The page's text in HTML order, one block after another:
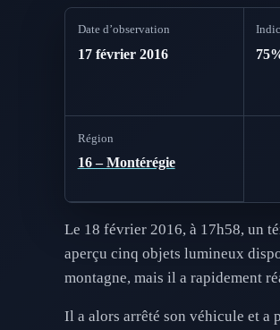
Date d’observation
17 février 2016
Région
16 – Montérégie
Le 18 février 2016, à 17h58, un
aperçu cinq objets lumineux
montagne, mais il a rapidement
Il a alors arrêté son véhicule et a